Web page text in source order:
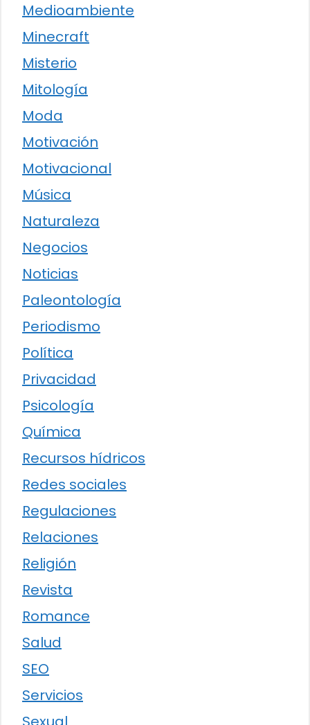
Medioambiente
Minecraft
Misterio
Mitología
Moda
Motivación
Motivacional
Música
Naturaleza
Negocios
Noticias
Paleontología
Periodismo
Política
Privacidad
Psicología
Química
Recursos hídricos
Redes sociales
Regulaciones
Relaciones
Religión
Revista
Romance
Salud
SEO
Servicios